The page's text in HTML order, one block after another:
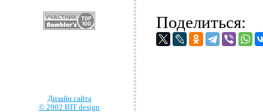
Поделиться:
Дизайн сайта
© 2002 BIT design